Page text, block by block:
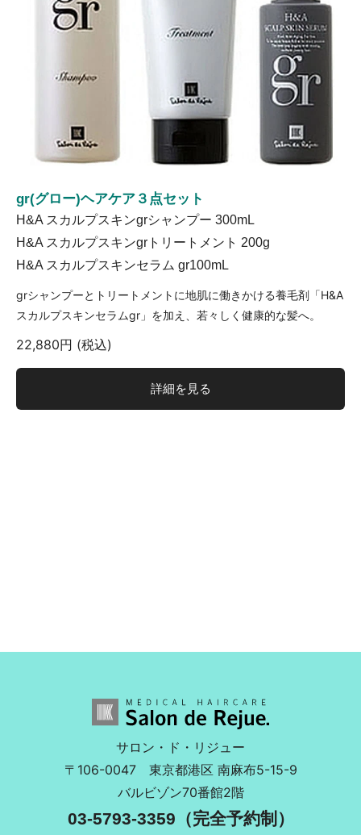
gr(グロー)ヘアケア３点セット
H&A スカルプスキンgrシャンプー 300mL
H&A スカルプスキンgrトリートメント 200g
H&A スカルプスキンセラム gr100mL
grシャンプーとトリートメントに地肌に働きかける養毛剤「H&A
スカルプスキンセラムgr」を加え、若々しく健康的な髪へ。
22,880円 (税込)
詳細を見る
サロン・ド・リジュー
〒106-0047 東京都港区 南麻布5-15-9
バルビゾン70番館2階
03-5793-3359（完全予約制）